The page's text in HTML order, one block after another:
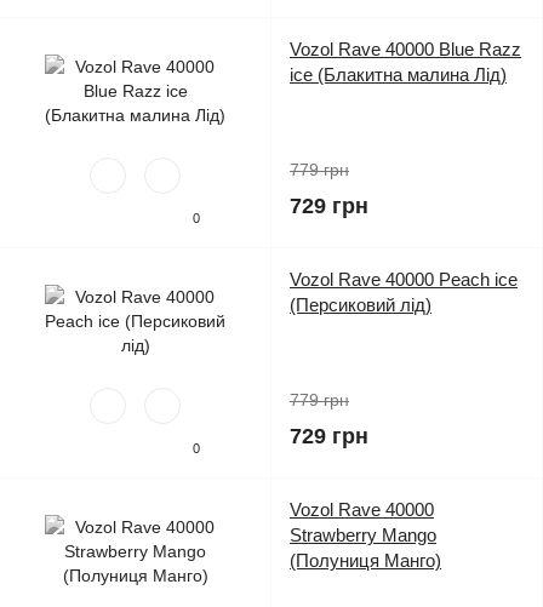
0
Vozol Rave 40000 Blue Razz
ice (Блакитна малина Лід)
779 грн
729 грн
0
Vozol Rave 40000 Peach ice
(Персиковий лід)
779 грн
729 грн
Vozol Rave 40000
Strawberry Mango
(Полуниця Манго)